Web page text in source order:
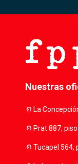
Nuestras
location_onLa
location_onPrat 887,
location_onTucapel 564,